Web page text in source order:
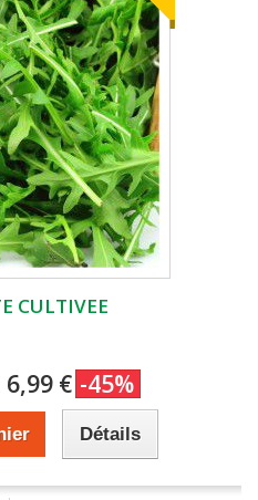
CULTIVEE
6,99 € -45%
Détails